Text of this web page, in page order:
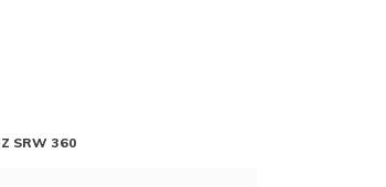
SRW 360